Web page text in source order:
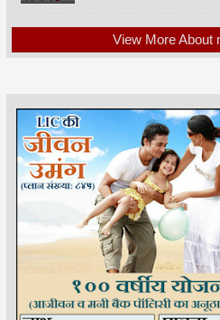
View More About